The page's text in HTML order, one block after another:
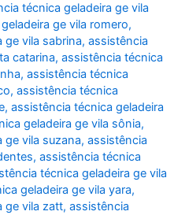
técnica geladeira ge vila
ge vila romero,
ge vila sabrina,assistência
catarina,assistência técnica
,assistência técnica
,assistência técnica
,assistência técnica geladeira
geladeira ge vila sônia,
ge vila suzana,assistência
,assistência técnica
técnica geladeira ge vila
geladeira ge vila yara,
ge vila zatt,assistência